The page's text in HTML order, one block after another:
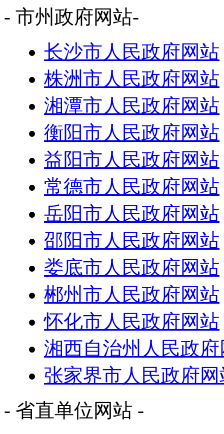
- 市州政府网站-
长沙市人民政府网站
株洲市人民政府网站
湘潭市人民政府网站
衡阳市人民政府网站
益阳市人民政府网站
常德市人民政府网站
岳阳市人民政府网站
邵阳市人民政府网站
娄底市人民政府网站
郴州市人民政府网站
怀化市人民政府网站
湘西自治州人民政
张家界市人民政府网
- 省直单位网站 -